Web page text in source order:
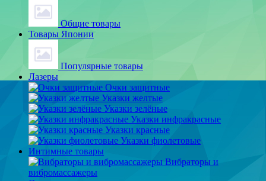
Общие товары
Товары Японии
Популярные товары
Лазеры
Очки защитные
Указки желтые
Указки зелёные
Указки инфракрасные
Указки красные
Указки фиолетовые
Интимные товары
Вибраторы и
вибромассажеры